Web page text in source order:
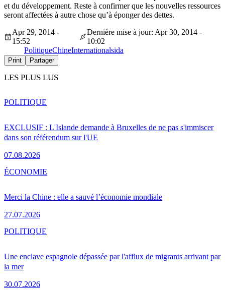
et du développement. Reste à confirmer que les nouvelles ressources
seront affectées à autre chose qu’à éponger des dettes.
Apr 29, 2014 -
15:52
Dernière mise à jour: Apr 30, 2014 -
10:02
PolitiqueChineInternationalsida
Print Partager
LES PLUS LUS
EXCLUSIF : L'Islande demande à Bruxelles de ne pas s'immiscer
dans son référendum sur l'UE
07.08.2026
POLITIQUE
Merci la Chine : elle a sauvé l’économie mondiale
27.07.2026
ÉCONOMIE
Une enclave espagnole dépassée par l'afflux de migrants arrivant par
la mer
30.07.2026
POLITIQUE